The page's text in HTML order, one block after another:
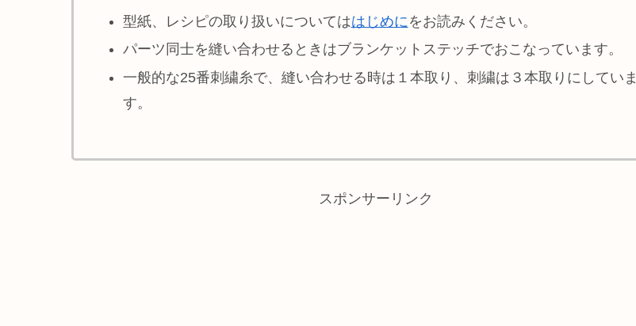
型紙、レシピの取り扱いについてははじめに をお読みください。
パーツ同士を縫い合わせるときはブランケットステッチでおこなっています。
一般的な25番刺繍糸で、縫い合わせる時は１本取り、刺繍は３本取りにしていま
す。
スポンサーリンク